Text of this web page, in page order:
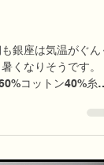
銀座は気温がぐん
コットン40%糸を